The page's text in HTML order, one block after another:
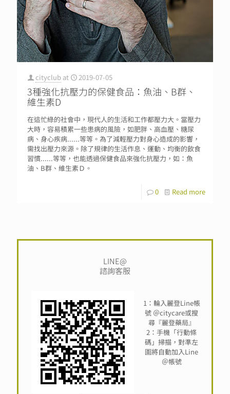
cityclub at 2019-07-05
3種強化抗壓力的保健食品：魚油、B群、
維生素D
在這忙綠的社會中，現代人的生活和工作都壓力大。當壓力
大時，容易積累一些患病的風險，如肥胖、高血壓、糖尿
病、身心疾病......等等。為了減輕壓力對身心造成的影響，
需找出壓力來源。除了規律的生活作息、運動、均衡的飲食
習慣......等等，也能透過保健食品來強化抗壓力，如：魚
油、B群、維生素Ｄ。
0 Read more
LINE@
諮詢客服
1：輪入麗登Line帳
號 ＠citycare或搜
尋『麗登藥局』
2：手機「行動條
碼」掃描，對準左
圖將自動加入Line
＠帳號